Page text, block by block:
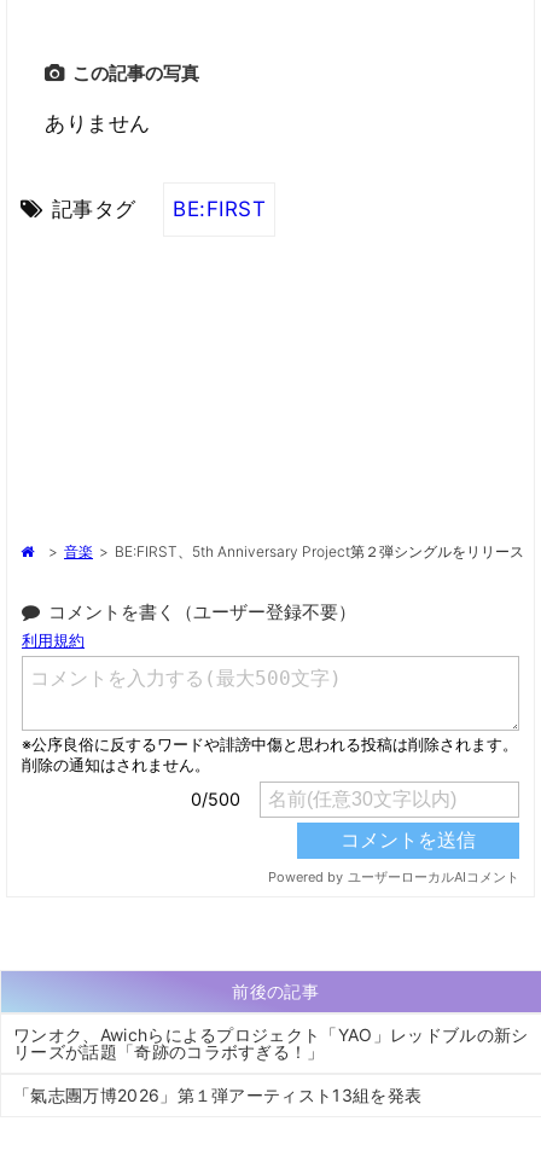
この記事の写真
ありません
記事タグ BE:FIRST
> 音楽 > BE:FIRST、5th Anniversary Project第２弾シングルをリリース
コメントを書く（ユーザー登録不要）
前後の記事
ワンオク、Awichらによるプロジェクト「YAO」レッドブルの新シ
リーズが話題「奇跡のコラボすぎる！」
「氣志團万博2026」第１弾アーティスト13組を発表